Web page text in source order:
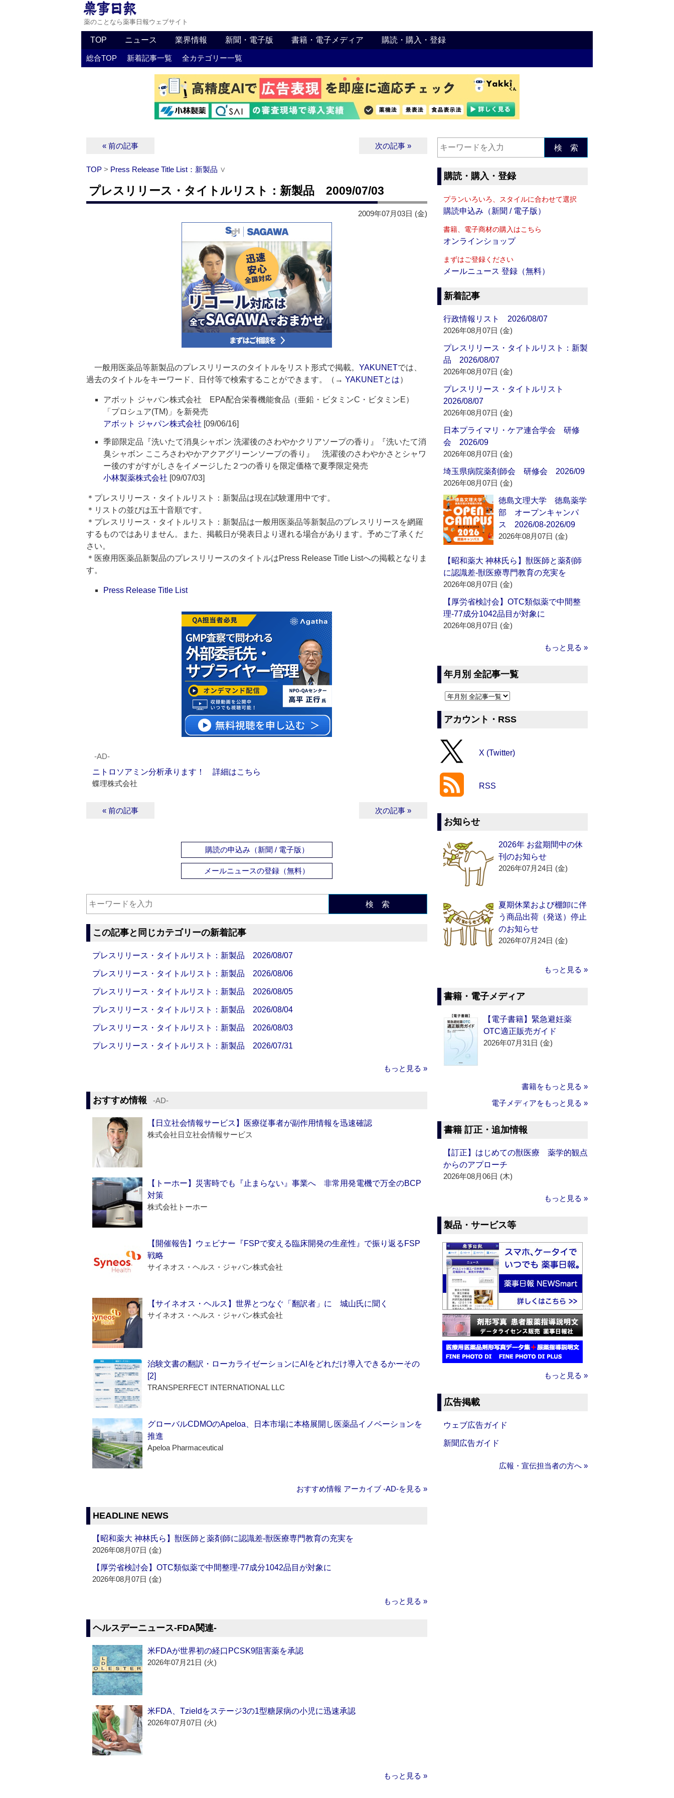
薬のことなら薬事日報ウェブサイト
TOP ニュース 業界情報 新聞・電子版 書籍・電子メディア 購読・購入・登録
総合TOP 新着記事一覧 全カテゴリー一覧
« 前の記事 次の記事 »
TOP > Press Release Title List：新製品 ∨
プレスリリース・タイトルリスト：新製品 2009/07/03
2009年07月03日 (金)
一般用医薬品等新製品のプレスリリースのタイトルをリスト形式で掲載。 YAKUNETでは、
過去のタイトルをキーワード、日付等で検索することができます。（→ YAKUNETとは）
アボット ジャパン株式会社 EPA配合栄養機能食品（亜鉛・ビタミンC・ビタミンE）
「プロシュア(TM)」を新発売
アボット ジャパン株式会社 [09/06/16]
季節限定品『洗いたて消臭シャボン 洗濯後のさわやかクリアソープの香り』『洗いたて消
臭シャボン こころさわやかアクアグリーンソープの香り』 洗濯後のさわやかさとシャワ
ー後のすがすがしさをイメージした２つの香りを限定価格で夏季限定発売
小林製薬株式会社 [09/07/03]
＊プレスリリース・タイトルリスト：新製品は現在試験運用中です。
＊リストの並びは五十音順です。
＊プレスリリース・タイトルリスト：新製品は一般用医薬品等新製品のプレスリリースを網羅
するものではありません。また、掲載日が発表日より遅れる場合があります。予めご了承くだ
さい。
＊医療用医薬品新製品のプレスリリースのタイトルはPress Release Title Listへの掲載となりま
す。
Press Release Title List
‐AD‐
ニトロソアミン分析承ります！ 詳細はこちら
蝶理株式会社
« 前の記事 次の記事 »
購読の申込み（新聞 / 電子版）
メールニュースの登録（無料）
検 索
この記事と同じカテゴリーの新着記事
プレスリリース・タイトルリスト：新製品 2026/08/07
プレスリリース・タイトルリスト：新製品 2026/08/06
プレスリリース・タイトルリスト：新製品 2026/08/05
プレスリリース・タイトルリスト：新製品 2026/08/04
プレスリリース・タイトルリスト：新製品 2026/08/03
プレスリリース・タイトルリスト：新製品 2026/07/31
もっと見る »
おすすめ情報 ‐AD‐
【日立社会情報サービス】医療従事者が副作用情報を迅速確認
株式会社日立社会情報サービス
【トーホー】災害時でも『止まらない』事業へ 非常用発電機で万全のBCP
対策
株式会社トーホー
【開催報告】ウェビナー『FSPで変える臨床開発の生産性』で振り返るFSP
戦略
サイネオス・ヘルス・ジャパン株式会社
【サイネオス・ヘルス】世界とつなぐ「翻訳者」に 城山氏に聞く
サイネオス・ヘルス・ジャパン株式会社
治験文書の翻訳・ローカライゼーションにAIをどれだけ導入できるかーその
[2]
TRANSPERFECT INTERNATIONAL LLC
グローバルCDMOのApeloa、日本市場に本格展開し医薬品イノベーションを
推進
Apeloa Pharmaceutical
おすすめ情報 アーカイブ ‐AD‐を見る »
HEADLINE NEWS
【昭和薬大 神林氏ら】獣医師と薬剤師に認識差‐獣医療専門教育の充実を
2026年08月07日 (金)
【厚労省検討会】OTC類似薬で中間整理‐77成分1042品目が対象に
2026年08月07日 (金)
もっと見る »
ヘルスデーニュース‐FDA関連‐
米FDAが世界初の経口PCSK9阻害薬を承認
2026年07月21日 (火)
米FDA、Tzieldをステージ3の1型糖尿病の小児に迅速承認
2026年07月07日 (火)
もっと見る »
検 索
購読・購入・登録
プランいろいろ、スタイルに合わせて選択
購読申込み（新聞 / 電子版）
書籍、電子商材の購入はこちら
オンラインショップ
まずはご登録ください
メールニュース 登録（無料）
新着記事
行政情報リスト 2026/08/07
2026年08月07日 (金)
プレスリリース・タイトルリスト：新製
品 2026/08/07
2026年08月07日 (金)
プレスリリース・タイトルリスト
2026/08/07
2026年08月07日 (金)
日本プライマリ・ケア連合学会 研修
会 2026/09
2026年08月07日 (金)
埼玉県病院薬剤師会 研修会 2026/09
2026年08月07日 (金)
徳島文理大学 徳島薬学
部 オープンキャンパ
ス 2026/08-2026/09
2026年08月07日 (金)
【昭和薬大 神林氏ら】獣医師と薬剤師
に認識差‐獣医療専門教育の充実を
2026年08月07日 (金)
【厚労省検討会】OTC類似薬で中間整
理‐77成分1042品目が対象に
2026年08月07日 (金)
もっと見る »
年月別 全記事一覧
アカウント・RSS
X (Twitter)
RSS
お知らせ
2026年 お盆期間中の休
刊のお知らせ
2026年07月24日 (金)
夏期休業および棚卸に伴
う商品出荷（発送）停止
のお知らせ
2026年07月24日 (金)
もっと見る »
書籍・電子メディア
【電子書籍】緊急避妊薬
OTC適正販売ガイド
2026年07月31日 (金)
書籍をもっと見る »
電子メディアをもっと見る »
書籍 訂正・追加情報
【訂正】はじめての獣医療 薬学的観点
からのアプローチ
2026年08月06日 (木)
もっと見る »
製品・サービス等
もっと見る »
広告掲載
ウェブ広告ガイド
新聞広告ガイド
広報・宣伝担当者の方へ »